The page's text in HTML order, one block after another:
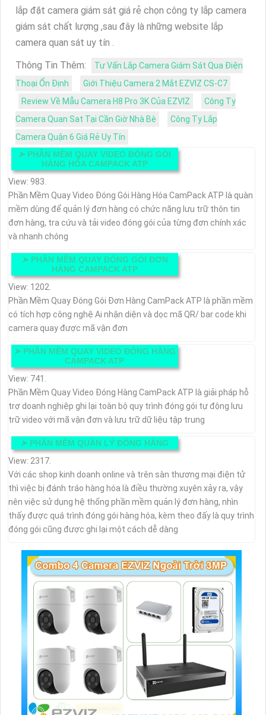
lắp đặt camera giám sát giá rẻ chọn công ty lắp camera
giám sát chất lượng ,sau đây là những website lắp
camera quan sát uy tín .
Thông Tin Thêm:
Tư Vấn Lắp Camera Giám Sát Qua Điện
Thoại Ổn Định
Giới Thiệu Camera 2 Mắt EZVIZ CS-C7
Review Về Mẫu Camera H8 Pro 3K Của EZVIZ
Công Ty
Camera Quan Sat Tại Cần Giờ Nhà Bè
Công Ty Lắp
Camera Quận 6 Giá Rẻ Uy Tín
➤ PHẦN MỀM QUAY VIDEO ĐÓNG GÓI
HÀNG HÓA CAMPACK ATP
View: 983.
Phần Mềm Quay Video Đóng Gói Hàng Hóa CamPack ATP là quàn
mềm dùng để quản lý đơn hàng có chức năng lưu trữ thôn tin
đơn hàng, tra cứu và tải video đóng gói của từng đơn chính xác
và nhanh chóng
➤ PHẦN MỀM QUAY ĐÓNG GÓI ĐƠN
HÀNG CAMPACK ATP
View: 1202.
Phần Mềm Quay Đóng Gói Đơn Hàng CamPack ATP là phần mềm
có tích hợp công nghệ Ai nhận diện và dọc mã QR/ bar code khi
camera quay được mã vận đơn
➤ PHẦN MỀM QUAY VIDEO ĐÓNG HÀNG
CAMPACK ATP
View: 741.
Phần Mềm Quay Video Đóng Hàng CamPack ATP là giải pháp hỗ
trợ doanh nghiệp ghi lại toàn bộ quy trình đóng gói tự động lưu
trữ video với mã vận đơn và lưu trữ dữ liệu tập trung
➤ PHẦN MỀM QUẢN LÝ ĐÓNG HÀNG
View: 2317.
Với các shop kinh doanh online và trên sàn thương mại điện tử
thì việc bị đánh tráo hàng hóa là điều thường xuyên xảy ra, vậy
nên việc sử dụng hệ thống phần mềm quản lý đơn hàng, nhìn
thấy được quá trình đóng gói hàng hóa, kèm theo đấy là quy trình
đóng gói cũng được ghi lại một cách dễ dàng